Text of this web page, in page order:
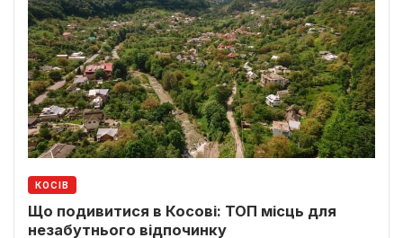
КОСІВ
Що подивитися в Косові: ТОП місць для
незабутнього відпочинку